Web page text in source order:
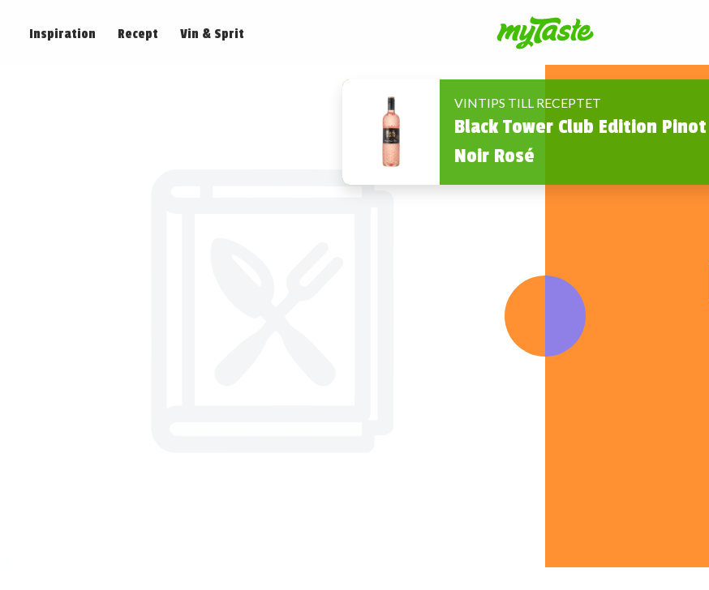
Inspiration Recept Vin & Sprit
VINTIPS TILL RECEPTET
Black Tower Club Edition Pinot
Noir Rosé